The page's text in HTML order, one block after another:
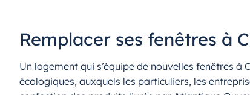
Remplacer ses fenêtres à
Un logement qui s’équipe de nouvelles fenêtres
écologiques, auxquels les particuliers, les